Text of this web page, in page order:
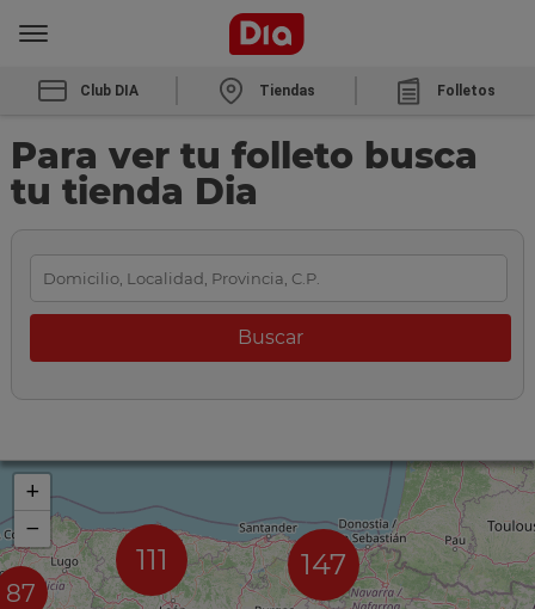
Club DIA Tiendas Folletos
Para ver tu folleto busca
tu tienda Dia
87
111 147
+
−